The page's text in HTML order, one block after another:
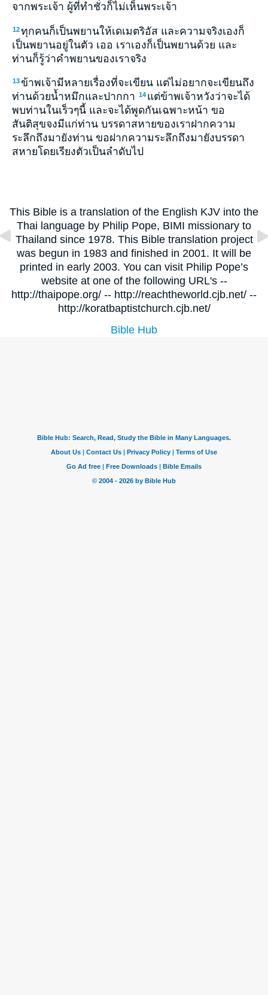
จากพระเจ้า ผู้ที่ทำชั่วก็ไม่เห็นพระเจ้า
12ทุกคนก็เป็นพยานให้เดเมตริอัส และความจริงเองก็
เป็นพยานอยู่ในตัว เออ เราเองก็เป็นพยานด้วย และ
ท่านก็รู้ว่าคำพยานของเราจริง
13 ข้าพเจ้ามีหลายเรื่องที่จะเขียน แต่ไม่อยากจะเขียนถึง
ท่านด้วยน้ำหมึกและปากกา 14 แต่ข้าพเจ้าหวังว่าจะได้
พบท่านในเร็วๆนี้ และจะได้พูดกันเฉพาะหน้า ขอ
สันติสุขจงมีแก่ท่าน บรรดาสหายของเราฝากความ
ระลึกถึงมายังท่าน ขอฝากความระลึกถึงมายังบรรดา
สหายโดยเรียงตัวเป็นลำดับไป
This Bible is a translation of the English KJV into the
Thai language by Philip Pope, BIMI missionary to
Thailand since 1978. This Bible translation project
was begun in 1983 and finished in 2001. It will be
printed in early 2003. You can visit Philip Pope’s
website at one of the following URL's --
http://thaipope.org/ -- http://reachtheworld.cjb.net/ --
http://koratbaptistchurch.cjb.net/
Bible Hub